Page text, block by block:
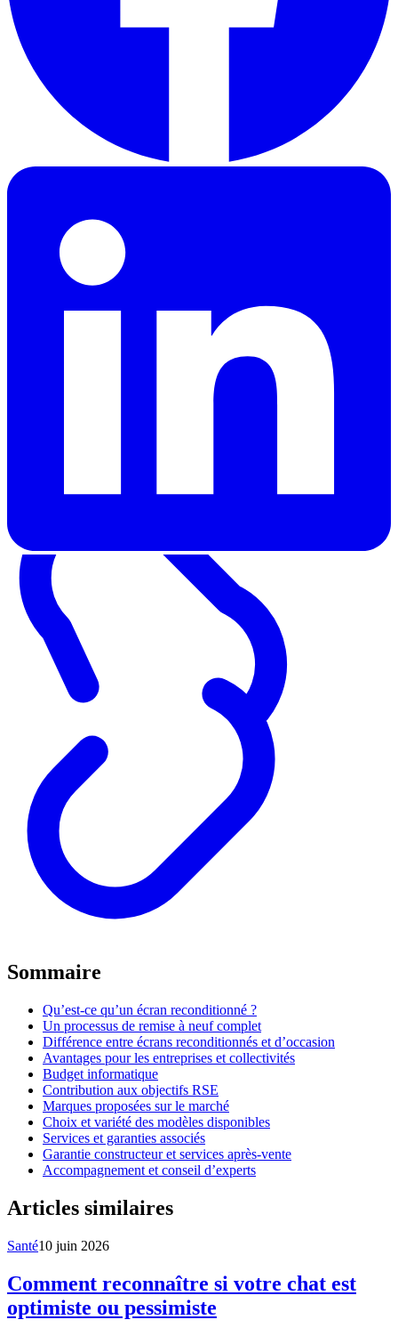
Sommaire
Qu’est-ce qu’un écran reconditionné ?
Un processus de remise à neuf complet
Différence entre écrans reconditionnés et d’occasion
Avantages pour les entreprises et collectivités
Budget informatique
Contribution aux objectifs RSE
Marques proposées sur le marché
Choix et variété des modèles disponibles
Services et garanties associés
Garantie constructeur et services après-vente
Accompagnement et conseil d’experts
Articles similaires
Santé10 juin 2026
Comment reconnaître si votre chat est
optimiste ou pessimiste